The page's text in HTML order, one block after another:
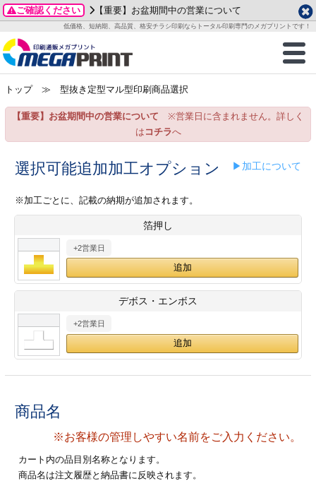
ご確認ください 【重要】お盆期間中の営業について
低価格、短納期、高品質、格安チラシ印刷ならトータル印刷専門のメガプリントです！
商品一覧
グッズ
ステッカー
ックカード印刷
業ツール印刷
＆盛り上げ印刷
ご利用ガイド
お客様へ
いて
方法
/送料について
刷
カード印刷
ックカード名刺
ムカード
型マル型印刷
ード印刷
印刷
データ作成ガイド
成前に
ガイド
加工指示ガイド
テンプレート
ード印刷
名刺印刷
ックカード
ード印刷
印刷
形マル型
印刷
名刺印刷
一覧
わせ
り
プル請求
2026年 8月
月
火 水 木 金
土
1
3
4 5 6 7
8
15
24
25 26 27
29
土
1
2 3
8 9 10 11
12
14
15 16 17 18
19
25
26
28
29 30
トップ≫ 型抜き定型マル型印刷商品選択
【重要】お盆期間中の営業について ※営業日に含まれません。詳しく
は コチラへ
選択可能追加加工オプション ▶加工について
※加工ごとに、記載の納期が追加されます。
箔押し
+2営業日
デボス・エンボス
+2営業日
商品名
※お客様の管理しやすい名前をご入力ください。
カート内の品目別名称となります。
商品名は注文履歴と納品書に反映されます。